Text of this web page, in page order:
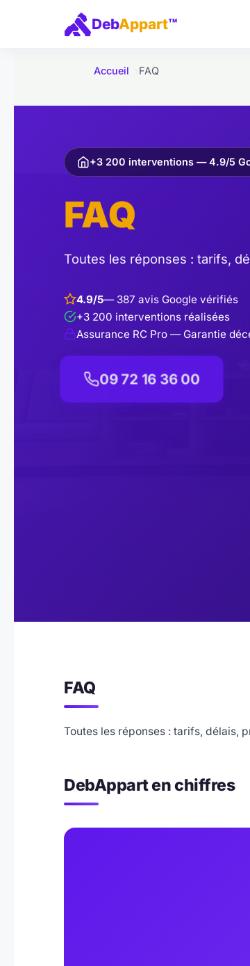
o
DebAppart™
Accueil FAQ
+3 200 interventions — 4.9/5
FAQ
Toutes les réponses : tarifs,
4.9/5— 387 avis Google vérifiés
+3 200 interventions réalisées
Assurance RC Pro — Garantie
09 72 16 36 00
FAQ
Toutes les réponses : tarifs, délais,
DebAppart en chiffres